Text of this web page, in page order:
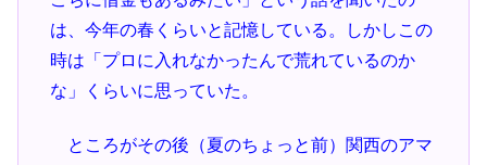
は、今年の春くらいと記憶している。しかしこの
時は「プロに入れなかったんで荒れているのか
な」くらいに思っていた。
ところがその後（夏のちょっと前）関西のアマ